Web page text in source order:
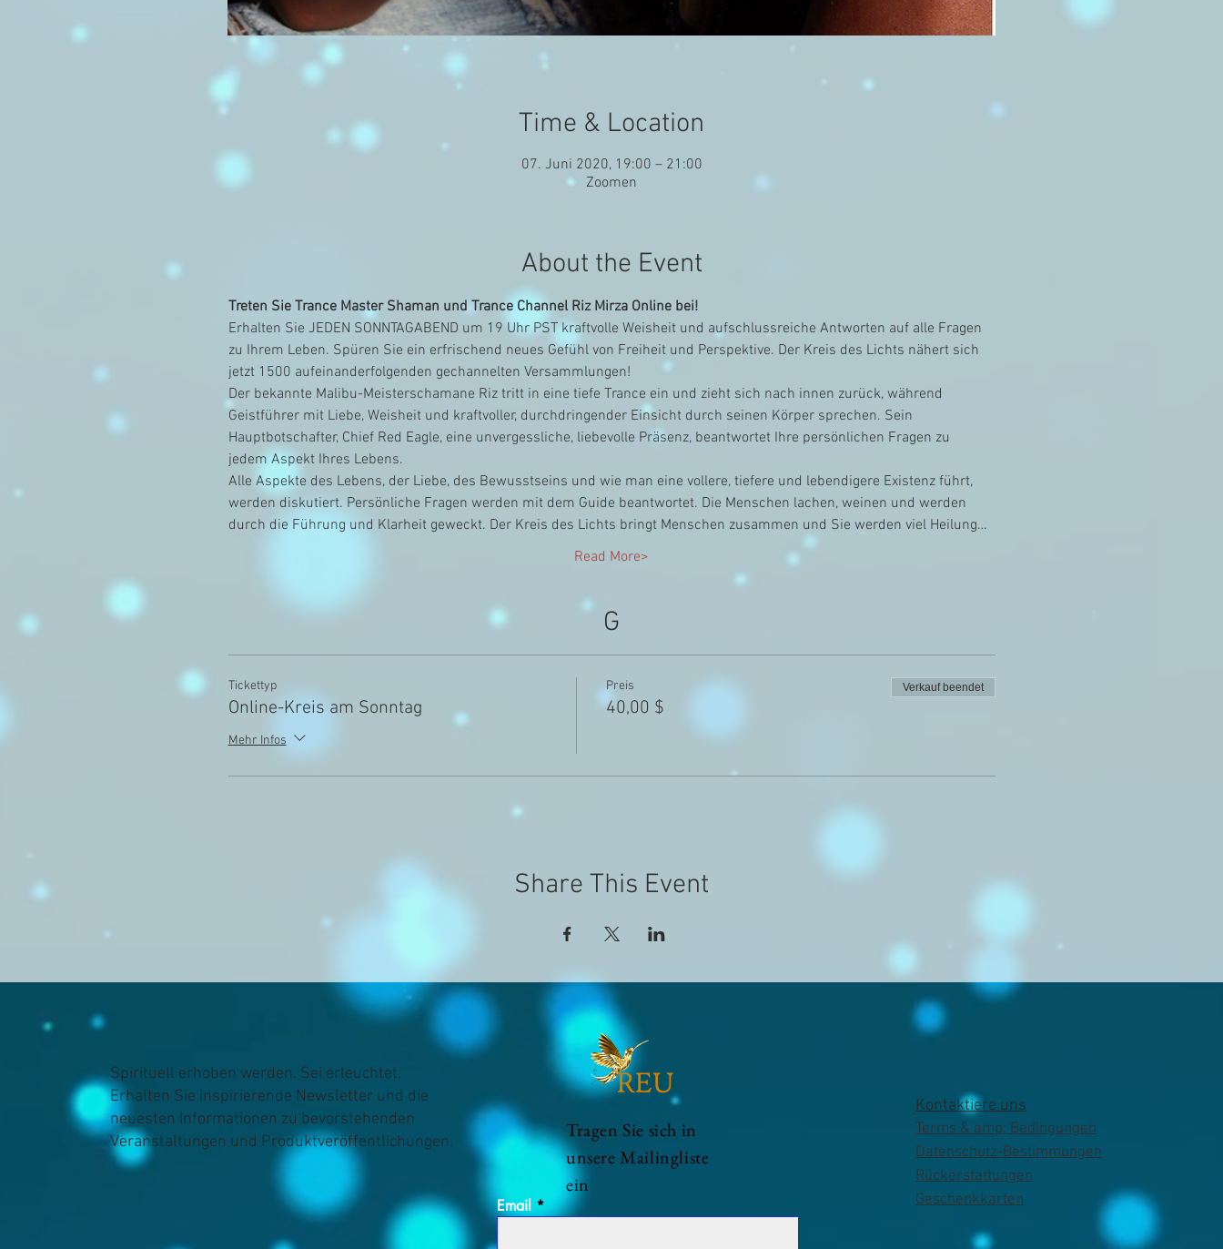
Time & Location
07. Juni 2020, 19:00 – 21:00
Zoomen
About the Event
Treten Sie Trance Master Shaman und Trance Channel Riz Mirza Online bei!
Erhalten Sie JEDEN SONNTAGABEND um 19 Uhr PST kraftvolle Weisheit und aufschlussreiche Antworten auf alle Fragen
zu Ihrem Leben. Spüren Sie ein erfrischend neues Gefühl von Freiheit und Perspektive. Der Kreis des Lichts nähert sich
jetzt 1500 aufeinanderfolgenden gechannelten Versammlungen!
Der bekannte Malibu-Meisterschamane Riz tritt in eine tiefe Trance ein und zieht sich nach innen zurück, während
Geistführer mit Liebe, Weisheit und kraftvoller, durchdringender Einsicht durch seinen Körper sprechen. Sein
Hauptbotschafter, Chief Red Eagle, eine unvergessliche, liebevolle Präsenz, beantwortet Ihre persönlichen Fragen zu
jedem Aspekt Ihres Lebens.
Alle Aspekte des Lebens, der Liebe, des Bewusstseins und wie man eine vollere, tiefere und lebendigere Existenz führt,
werden diskutiert. Persönliche Fragen werden mit dem Guide beantwortet. Die Menschen lachen, weinen und werden
durch die Führung und Klarheit geweckt. Der Kreis des Lichts bringt Menschen zusammen und Sie werden viel Heilung…
Read More>
G
Tickettyp
Online-Kreis am Sonntag
Mehr Infos
Preis
40,00 $
Verkauf beendet
Share This Event
Spirituell erhoben werden. Sei erleuchtet.
Erhalten Sie inspirierende Newsletter und die
neuesten Informationen zu bevorstehenden
Veranstaltungen und Produktveröffentlichungen.
Tragen Sie sich in
unsere Mailingliste
ein
Email
Kontaktiere uns
Terms & amp; Bedingungen
Datenschutz-Bestimmungen
Rückerstattungen
Geschenkkarten